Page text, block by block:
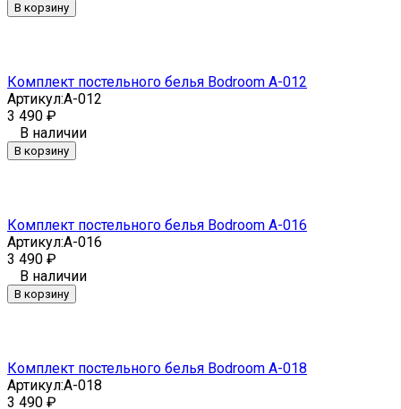
В корзину
Комплект постельного белья Bodroom A-012
Артикул:A-012
3 490 ₽
В наличии
В корзину
Комплект постельного белья Bodroom A-016
Артикул:A-016
3 490 ₽
В наличии
В корзину
Комплект постельного белья Bodroom A-018
Артикул:A-018
3 490 ₽